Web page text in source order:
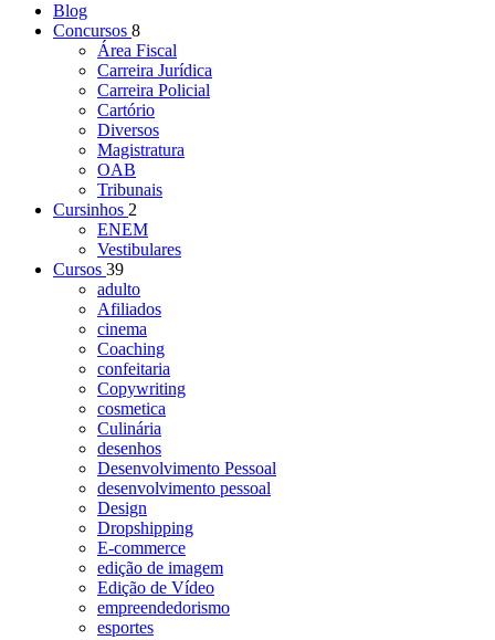
Blog
Concursos 8
Área Fiscal
Carreira Jurídica
Carreira Policial
Cartório
Diversos
Magistratura
OAB
Tribunais
Cursinhos 2
ENEM
Vestibulares
Cursos 39
adulto
Afiliados
cinema
Coaching
confeitaria
Copywriting
cosmetica
Culinária
desenhos
Desenvolvimento Pessoal
desenvolvimento pessoal
Design
Dropshipping
E-commerce
edição de imagem
Edição de Vídeo
empreendedorismo
esportes